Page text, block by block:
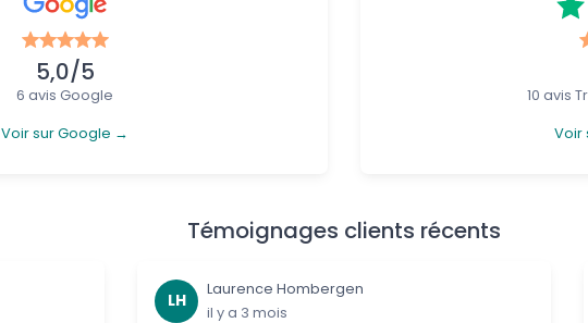
5,0/5
6 avis Google
Voir sur Google →
10 avis
Voir
Témoignages clients récents
LH
Laurence Hombergen
il y a 3 mois